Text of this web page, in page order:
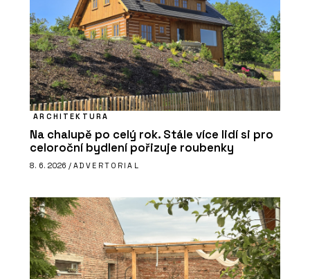
ARCHITEKTURA
Na chalupě po celý rok. Stále více lidí si pro
celoroční bydlení pořizuje roubenky
8. 6. 2026 / ADVERTORIAL